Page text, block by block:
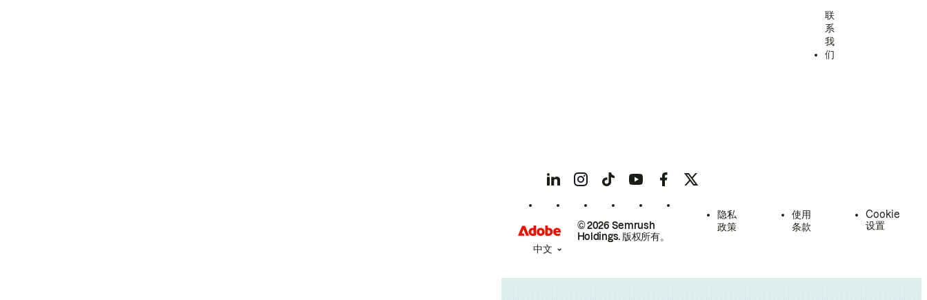
联
系
我
们
© 2026 Semrush
Holdings. 版权所有。
隐私
政策
使用
条款
Cookie
设置
中文